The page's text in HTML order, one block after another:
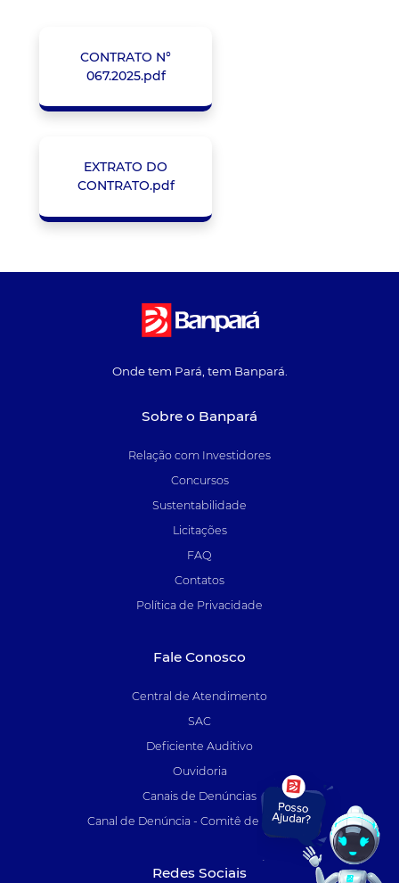
CONTRATO N°
067.2025.pdf
EXTRATO DO
CONTRATO.pdf
Onde tem Pará, tem Banpará.
Sobre o Banpará
Relação com Investidores
Concursos
Sustentabilidade
Licitações
FAQ
Contatos
Política de Privacidade
Fale Conosco
Central de Atendimento
SAC
Deficiente Auditivo
Ouvidoria
Canais de Denúncias
Canal de Denúncia - Comitê de Auditoria
Redes Sociais